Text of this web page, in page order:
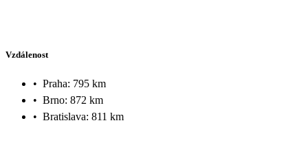
Vzdálenost
• Praha: 795 km
• Brno: 872 km
• Bratislava: 811 km